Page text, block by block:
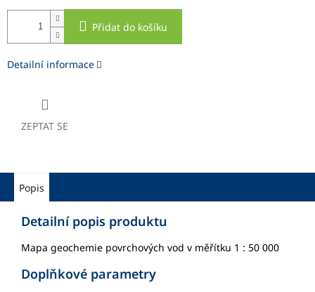
Přidat do košíku
Detailní informace
ZEPTAT SE
Popis
Detailní popis produktu
Mapa geochemie povrchových vod v měřítku 1 : 50 000
Doplňkové parametry